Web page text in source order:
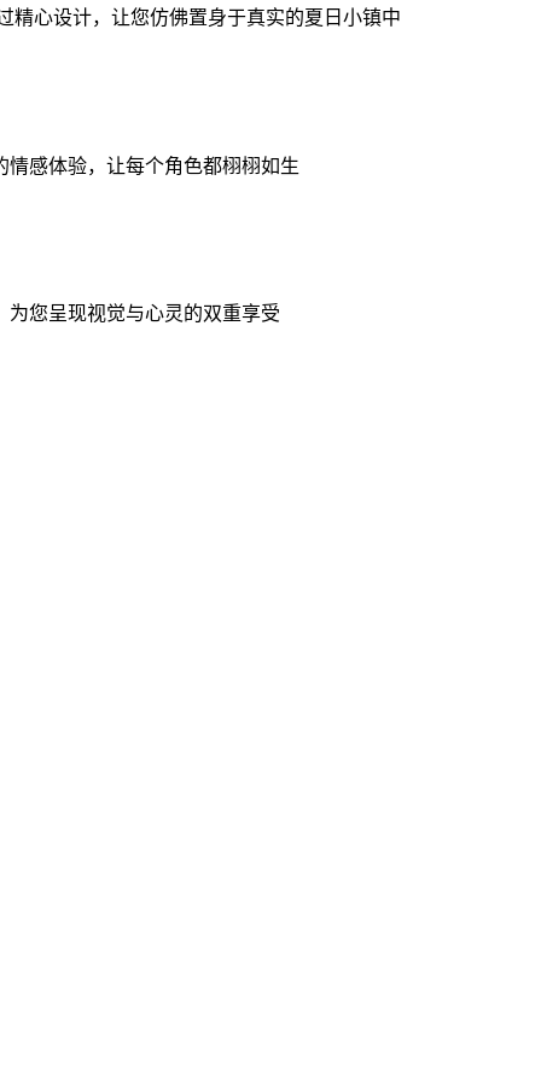
精心设计，让您仿佛置身于真实的夏日小镇中
感体验，让每个角色都栩栩如生
您呈现视觉与心灵的双重享受